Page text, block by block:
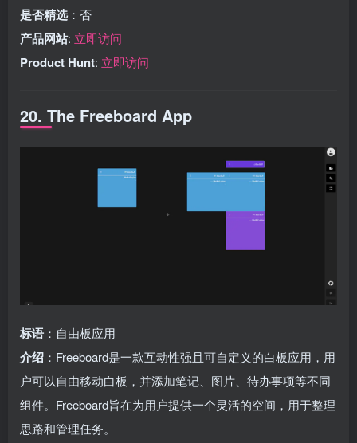
是否精选 ：否
产品网站: 立即访问
Product Hunt: 立即访问
20. The Freeboard App
标语 ：自由板应用
介绍 ：Freeboard是一款互动性强且可自定义的白板应用，用
户可以自由移动白板，并添加笔记、图片、待办事项等不同
组件。Freeboard旨在为用户提供一个灵活的空间，用于整理
思路和管理任务。